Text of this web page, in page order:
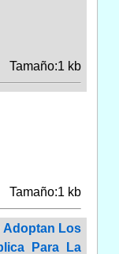
Tamaño:1 kb
Tamaño:1 kb
Adoptan Los
Para La